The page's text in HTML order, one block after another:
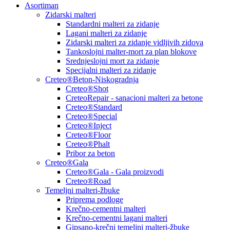
Asortiman
Zidarski malteri
Standardni malteri za zidanje
Lagani malteri za zidanje
Zidarski malteri za zidanje vidljivih zidova
Tankoslojni malter-mort za plan blokove
Srednjeslojni mort za zidanje
Specijalni malteri za zidanje
Creteo®Beton-Niskogradnja
Creteo®Shot
CreteoRepair - sanacioni malteri za betone
Creteo®Standard
Creteo®Special
Creteo®Inject
Creteo®Floor
Creteo®Phalt
Pribor za beton
Creteo®Gala
Creteo®Gala - Gala proizvodi
Creteo®Road
Temeljni malteri-žbuke
Priprema podloge
Krečno-cementni malteri
Krečno-cementni lagani malteri
Gipsano-krečni temeljni malteri-žbuke